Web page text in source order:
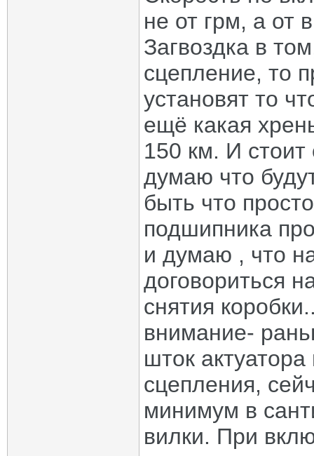
не от грм, а от
Загвоздка в
сцепление, то
установят то
ещё какая
150 км. И
думаю что
быть что
подшипника
и думаю , что
договориться
снятия
внимание-
шток
сцепления,
минимум в
вилки. При